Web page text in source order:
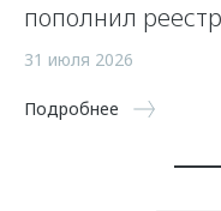
пополнил
31 июля 2026
Подробнее